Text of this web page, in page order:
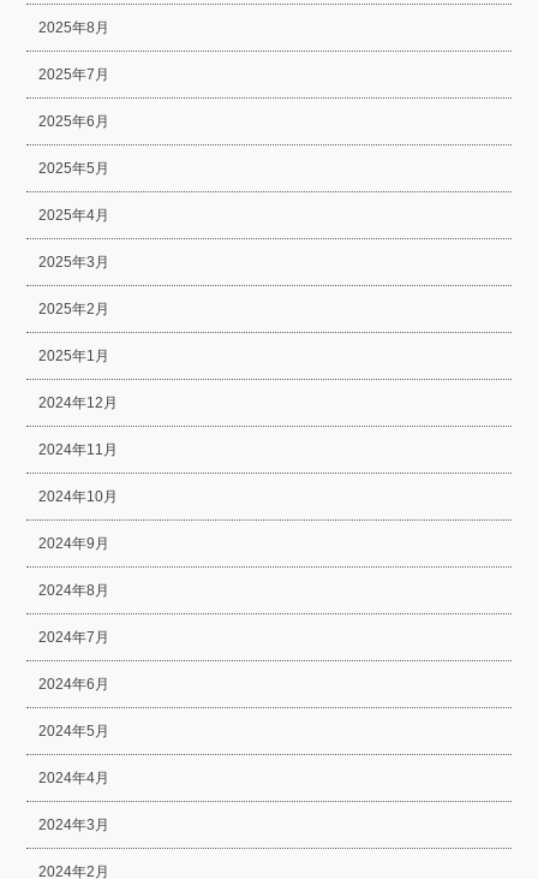
2025年8月
2025年7月
2025年6月
2025年5月
2025年4月
2025年3月
2025年2月
2025年1月
2024年12月
2024年11月
2024年10月
2024年9月
2024年8月
2024年7月
2024年6月
2024年5月
2024年4月
2024年3月
2024年2月